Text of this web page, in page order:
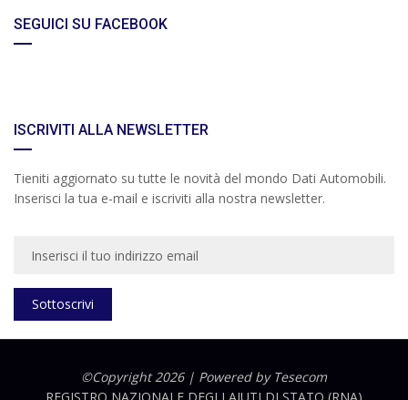
SEGUICI SU FACEBOOK
ISCRIVITI ALLA NEWSLETTER
Tieniti aggiornato su tutte le novità del mondo Dati Automobili.
Inserisci la tua e-mail e iscriviti alla nostra newsletter.
Sottoscrivi
©Copyright 2026 | Powered by Tesecom